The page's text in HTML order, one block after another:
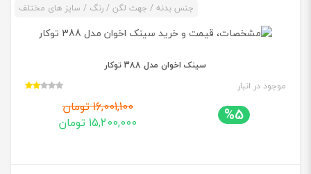
جنس بدنه / جهت لگن / رنگ / سایز های مختلف
سینک اخوان مدل 388 توکار
موجود در انبار
%5
16,001,100 تومان
15,200,000 تومان